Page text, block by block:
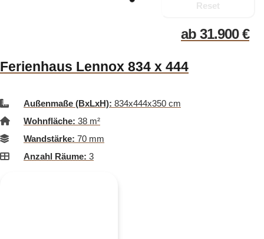
Reset
ab 31.900€
Ferienhaus Lennox 834 x 444
Außenmaße (BxLxH): 834x444x350 cm
Wohnfläche: 38 m²
Wandstärke: 70 mm
Anzahl Räume: 3